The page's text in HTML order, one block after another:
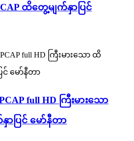
ထိတွေ့မျက်နှာပြင်
full HD ကြီးမားသော
ပြင် မော်နီတာ